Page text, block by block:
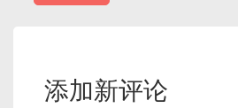
添加新评论